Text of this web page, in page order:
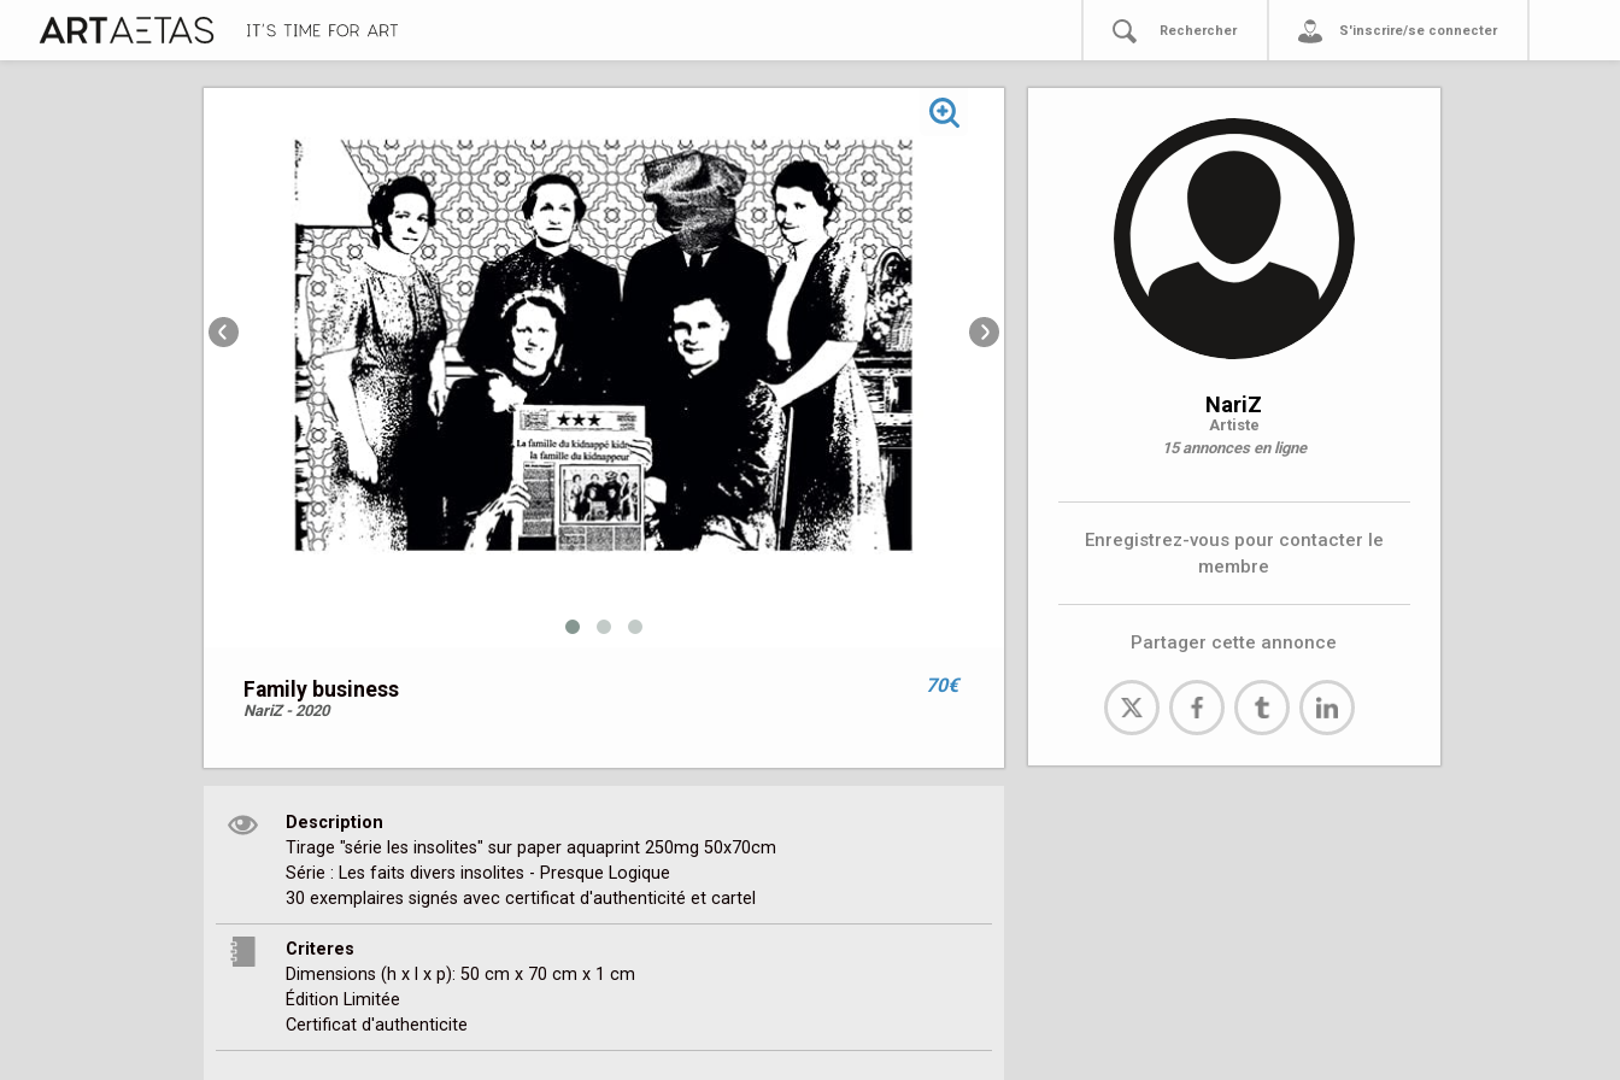
Rechercher S'inscrire/se connecter
Family business
NariZ - 2020
70€
Description
Tirage "série les insolites" sur paper aquaprint 250mg 50x70cm
Série : Les faits divers insolites - Presque Logique
30 exemplaires signés avec certificat d'authenticité et cartel
Criteres
Dimensions (h x l x p): 50 cm x 70 cm x 1 cm
Édition Limitée
Certificat d'authenticite
NariZ
Artiste
15 annonces en ligne
Enregistrez-vous pour contacter le
membre
Partager cette annonce